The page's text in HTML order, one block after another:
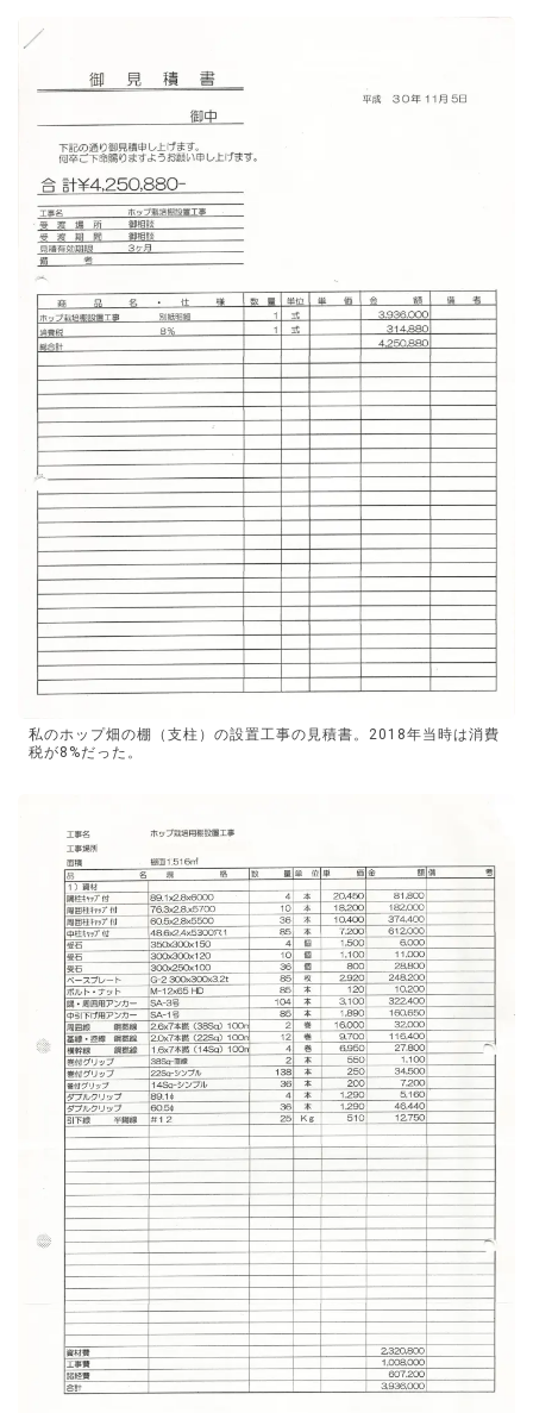
私のホップ畑の棚（支柱）の設置工事の見積書。2018年当時は消費
税が8%だった。